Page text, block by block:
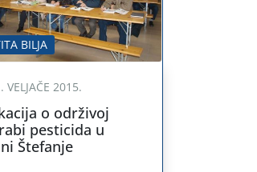
BILJA
VELJAČE 2015.
o održivoj
pesticida u
Štefanje